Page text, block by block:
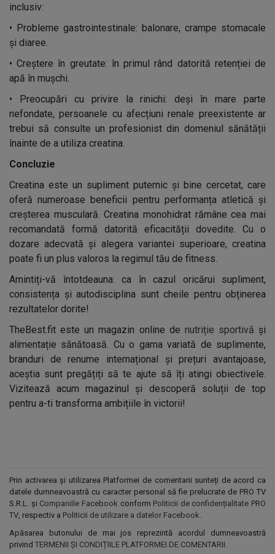
inclusiv:
• Probleme gastrointestinale: balonare, crampe stomacale
și diaree.
• Creștere în greutate: în primul rând datorită retenției de
apă în mușchi.
•
Preocupări cu privire la rinichi: deși în mare parte
nefondate, persoanele cu afecțiuni renale preexistente ar
trebui să consulte un profesionist din domeniul sănătății
înainte de a utiliza creatina.
Concluzie
Creatina este un supliment puternic și bine cercetat, care
oferă numeroase beneficii pentru performanța atletică și
creșterea musculară. Creatina monohidrat rămâne cea mai
recomandată formă datorită eficacității dovedite. Cu o
dozare adecvată și alegera variantei superioare, creatina
poate fi un plus valoros la regimul tău de fitness.
Amintiți-vă întotdeauna: ca în cazul oricărui supliment,
consistența și autodisciplina sunt cheile pentru obținerea
rezultatelor dorite!
TheBest.fit este un magazin online de nutriție sportivă și
alimentație sănătoasă. Cu o gama variată de suplimente,
branduri de renume internațional și prețuri avantajoase,
aceștia sunt pregățiți să te ajute să îți atingi obiectivele.
Vizitează acum magazinul și descoperă soluții de top
pentru a-ti transforma ambițiile în victorii!
Prin activarea și utilizarea Platformei de comentarii sunteți de acord ca
datele dumneavoastră cu caracter personal să fie prelucrate de PRO TV
S.R.L. și Companiile Facebook conform Politicii de confidențialitate PRO
TV, respectiv a Politicii de utilizare a datelor Facebook.
Apăsarea butonului de mai jos reprezintă acordul dumneavoastră
privind TERMENII ȘI CONDIȚIILE PLATFORMEI DE COMENTARII.